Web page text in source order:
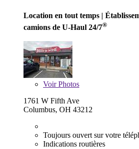
Location en tout temps |
camions de U-Haul 24/7®
VoirPhotos
1761 W Fifth Ave
Columbus, OH 43212
Toujours ouvert sur votre
Indications routières